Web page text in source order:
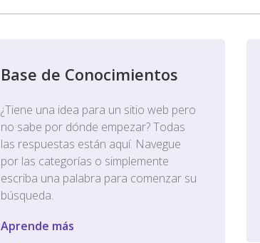
Base de Conocimientos
¿Tiene una idea para un sitio web pero
no sabe por dónde empezar? Todas
las respuestas están aquí. Navegue
por las categorías o simplemente
escriba una palabra para comenzar su
búsqueda.
Aprende más